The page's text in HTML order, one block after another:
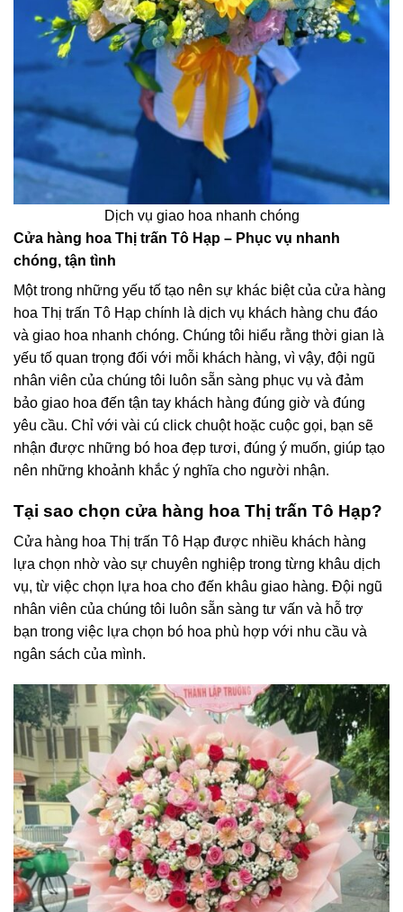
Dịch vụ giao hoa nhanh chóng
Cửa hàng hoa Thị trấn Tô Hạp – Phục vụ nhanh
chóng, tận tình
Một trong những yếu tố tạo nên sự khác biệt của cửa hàng
hoa Thị trấn Tô Hạp chính là dịch vụ khách hàng chu đáo
và giao hoa nhanh chóng. Chúng tôi hiểu rằng thời gian là
yếu tố quan trọng đối với mỗi khách hàng, vì vậy, đội ngũ
nhân viên của chúng tôi luôn sẵn sàng phục vụ và đảm
bảo giao hoa đến tận tay khách hàng đúng giờ và đúng
yêu cầu. Chỉ với vài cú click chuột hoặc cuộc gọi, bạn sẽ
nhận được những bó hoa đẹp tươi, đúng ý muốn, giúp tạo
nên những khoảnh khắc ý nghĩa cho người nhận.
Tại sao chọn cửa hàng hoa Thị trấn Tô Hạp?
Cửa hàng hoa Thị trấn Tô Hạp được nhiều khách hàng
lựa chọn nhờ vào sự chuyên nghiệp trong từng khâu dịch
vụ, từ việc chọn lựa hoa cho đến khâu giao hàng. Đội ngũ
nhân viên của chúng tôi luôn sẵn sàng tư vấn và hỗ trợ
bạn trong việc lựa chọn bó hoa phù hợp với nhu cầu và
ngân sách của mình.